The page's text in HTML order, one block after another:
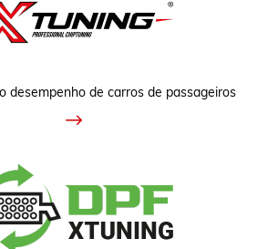
desempenho de carros de passageiros